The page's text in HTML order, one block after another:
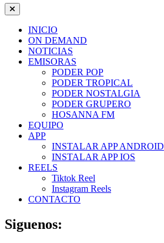
INICIO
ON DEMAND
NOTICIAS
EMISORAS
PODER POP
PODER TROPICAL
PODER NOSTALGIA
PODER GRUPERO
HOSANNA FM
EQUIPO
APP
INSTALAR APP ANDROID
INSTALAR APP IOS
REELS
Tiktok Reel
Instagram Reels
CONTACTO
Siguenos: